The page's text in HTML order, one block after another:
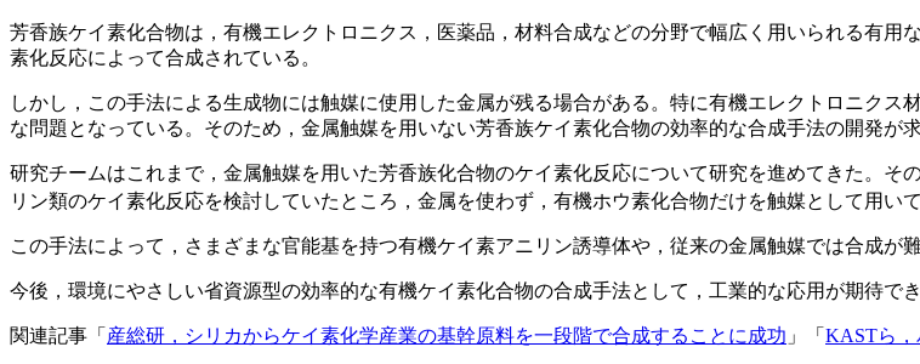
芳香族ケイ素化合物は，有機エレクトロニクス，医薬品，材料合成などの分野で幅広く用いられる有
素化反応によって合成されている。
しかし，この手法による生成物には触媒に使用した金属が残る場合がある。特に有機エレクトロニク
な問題となっている。そのため，金属触媒を用いない芳香族ケイ素化合物の効率的な合成手法の開発が求
研究チームはこれまで，金属触媒を用いた芳香族化合物のケイ素化反応について研究を進めてきた。そ
リン類のケイ素化反応を検討していたところ，金属を使わず，有機ホウ素化合物だけを触媒として用い
この手法によって，さまざまな官能基を持つ有機ケイ素アニリン誘導体や，従来の金属触媒では合成が
今後，環境にやさしい省資源型の効率的な有機ケイ素化合物の合成手法として，工業的な応用が期待でき
関連記事「 産総研，シリカからケイ素化学産業の基幹原料を一段階で合成することに成功 」「 KASTら